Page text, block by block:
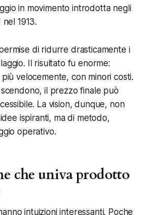
in movimento introdotta negli
1913.
di ridurre drasticamente i
Il risultato fu enorme:
velocemente, con minori costi.
il prezzo finale può
La vision, dunque, non
ispiranti, ma di metodo,
operativo.
che univa prodotto
intuizioni interessanti. Poche